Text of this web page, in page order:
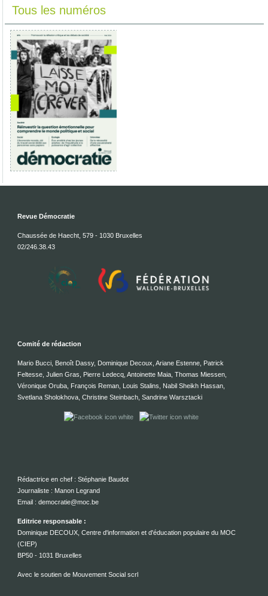
Tous les numéros
Revue Démocratie
Chaussée de Haecht, 579 - 1030 Bruxelles
02/246.38.43
Comité de rédaction
Mario Bucci, Benoît Dassy, Dominique Decoux, Ariane Estenne, Patrick
Feltesse, Julien Gras, Pierre Ledecq, Antoinette Maia, Thomas Miessen,
Véronique Oruba, François Reman, Louis Stalins, Nabil Sheikh Hassan,
Svetlana Sholokhova, Christine Steinbach, Sandrine Warsztacki
Rédactrice en chef : Stéphanie Baudot
Journaliste : Manon Legrand
Email : democratie@moc.be
Editrice responsable :
Dominique DECOUX, Centre d'information et d'éducation populaire du MOC
(CIEP)
BP50 - 1031 Bruxelles
Avec le soutien de Mouvement Social scrl